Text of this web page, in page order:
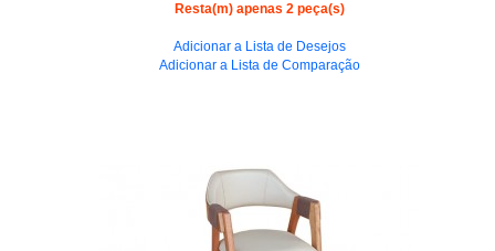
Resta(m) apenas 2 peça(s)
Adicionar a Lista de Desejos
Adicionar a Lista de Comparação